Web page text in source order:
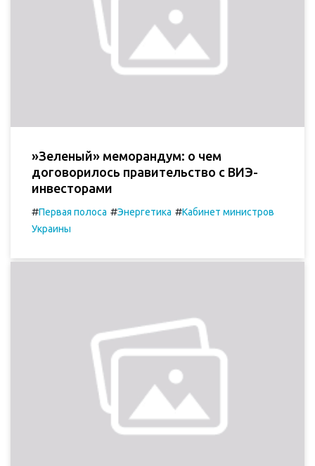
»Зеленый» меморандум: о чем
договорилось правительство с ВИЭ-
инвесторами
#Первая полоса #Энергетика #Кабинет министров
Украины